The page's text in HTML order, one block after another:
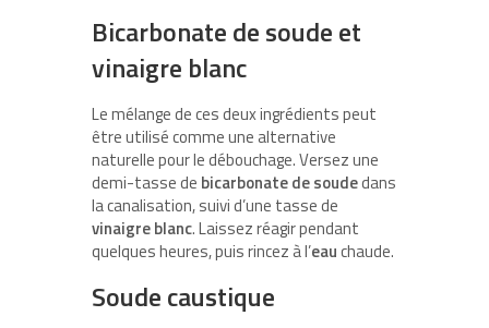
Bicarbonate de soude et
vinaigre blanc
Le mélange de ces deux ingrédients peut
être utilisé comme une alternative
naturelle pour le débouchage. Versez une
demi-tasse de bicarbonate de soudedans
la canalisation, suivi d’une tasse de
vinaigre blanc. Laissez réagir pendant
quelques heures, puis rincez à l’eauchaude.
Soude caustique